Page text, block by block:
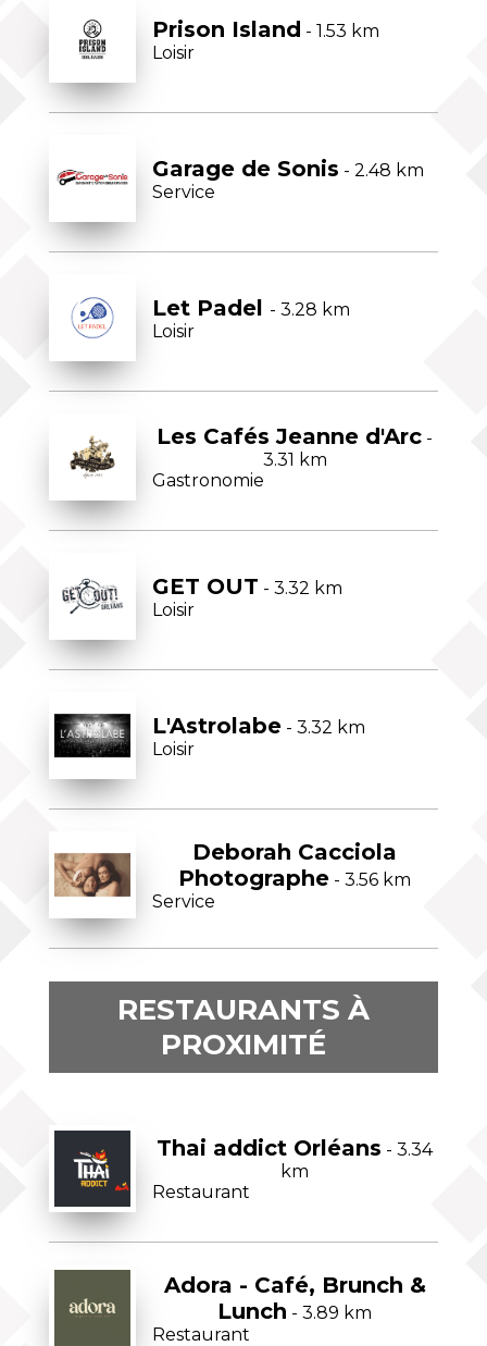
Prison Island - 1.53 km
Loisir
Garage de Sonis - 2.48 km
Service
Let Padel - 3.28 km
Loisir
Les Cafés Jeanne d'Arc -
3.31 km
Gastronomie
GET OUT - 3.32 km
Loisir
L'Astrolabe- 3.32 km
Loisir
Deborah Cacciola
Photographe - 3.56 km
Service
RESTAURANTS À
PROXIMITÉ
Thai addict Orléans - 3.34
km
Restaurant
Adora - Café, Brunch &
Lunch - 3.89 km
Restaurant